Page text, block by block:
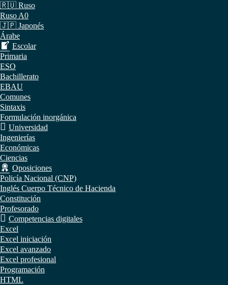
🇷🇺 Ruso
Ruso A0
🇯🇵 Japonés
Árabe
Escolar
Primaria
ESO
Bachillerato
EBAU
Comunes
Sintaxis
Formulación inorgánica
Universidad
Ingenierías
Económicas
Ciencias
Oposiciones
Policía Nacional (CNP)
Inglés Cuerpo Técnico de Hacienda
Constitución
Profesorado
Competencias digitales
Excel
Excel iniciación
Excel avanzado
Excel profesional
Programación
HTML